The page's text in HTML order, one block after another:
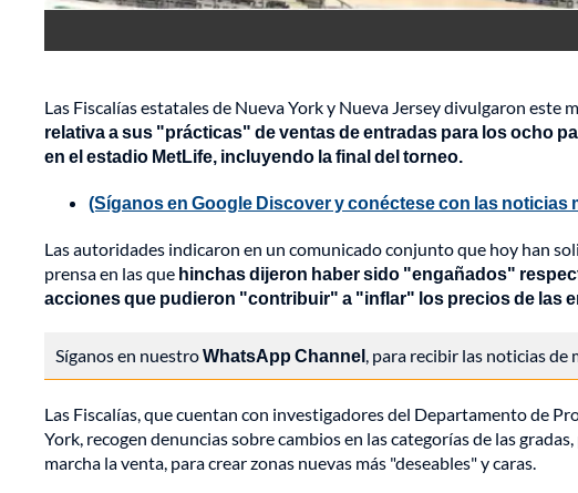
Las Fiscalías estatales de Nueva York y Nueva Jersey divulgaron
relativa a sus "prácticas" de ventas de entradas para los ocho
en el estadio MetLife, incluyendo la final del torneo.
(Síganos en Google Discover y conéctese con las noticias
Las autoridades indicaron en un comunicado conjunto que hoy han
prensa en las que hinchas dijeron haber sido "engañados"
acciones que pudieron "contribuir" a "inflar" los precios de las
Síganos en nuestroWhatsApp Channel, para recibir las noticias de
Las Fiscalías, que cuentan con investigadores del Departamento de
York, recogen denuncias sobre cambios en las categorías de las
marcha la venta, para crear zonas nuevas más "deseables" y caras.